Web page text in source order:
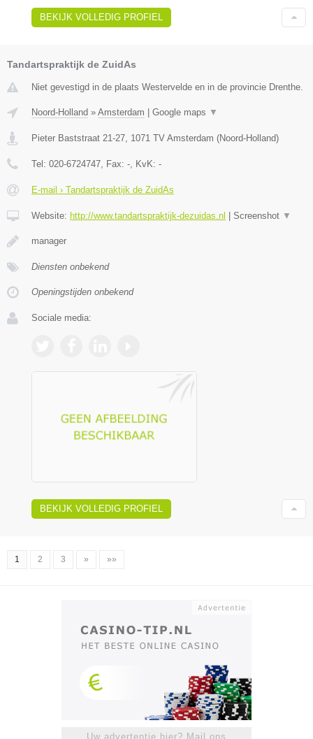
BEKIJK VOLLEDIG PROFIEL
Tandartspraktijk de ZuidAs
Niet gevestigd in de plaats Westervelde en in de provincie Drenthe.
Noord-Holland » Amsterdam Google maps ▼
Pieter Baststraat 21-27, 1071 TV Amsterdam (Noord-Holland)
Tel: 020-6724747, Fax: -, KvK: -
E-mail › Tandartspraktijk de ZuidAs
Website: http://www.tandartspraktijk-dezuidas.nl Screenshot ▼
manager
Diensten onbekend
Openingstijden onbekend
Sociale media:
BEKIJK VOLLEDIG PROFIEL
1 2 3 » »»
Uw advertentie hier? Mail ons